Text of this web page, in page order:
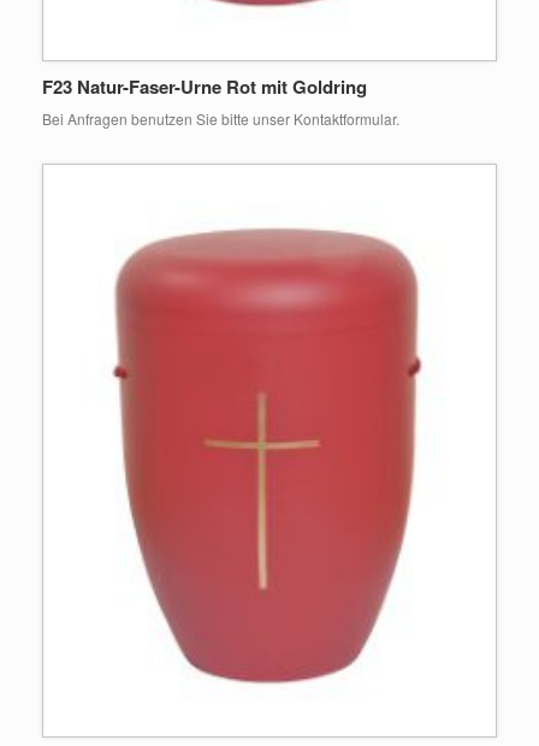
F23 Natur-Faser-Urne Rot mit Goldring
Bei Anfragen benutzen Sie bitte unser Kontaktformular.